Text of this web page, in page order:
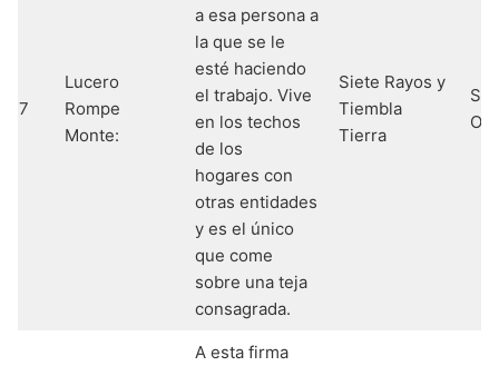
7
Lucero
Rompe
Monte:
a esa persona a
la que se le
esté haciendo
el trabajo. Vive
en los techos
de los
hogares con
otras entidades
y es el único
que come
sobre una teja
consagrada.
Siete Rayos y
Tiembla
Tierra
A esta firma